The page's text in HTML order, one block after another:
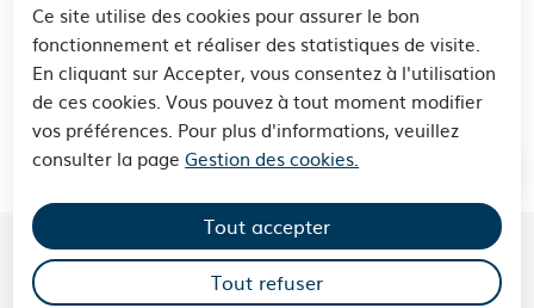
Ce site utilise des cookies pour assurer le bon
fonctionnement et réaliser des statistiques de visite.
En cliquant sur Accepter, vous consentez à l'utilisation
de ces cookies. Vous pouvez à tout moment modifier
vos préférences. Pour plus d'informations, veuillez
consulter la pageGestion des cookies.
Tout accepter
Tout refuser
Liévin
LES CONSEILLERS DÉPARTEMENTAUX DU